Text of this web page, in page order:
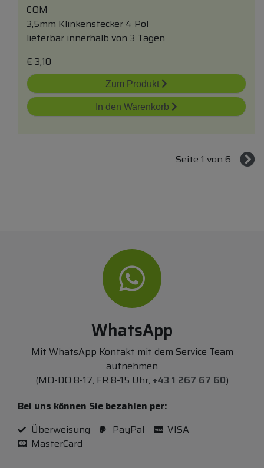
COM
3,5mm Klinkenstecker 4 Pol
lieferbar innerhalb von 3 Tagen
€ 3,10
Zum Produkt
In den Warenkorb
Seite 1 von 6
WhatsApp
Mit WhatsApp Kontakt mit dem Service Team
aufnehmen
(MO-DO 8-17, FR 8-15 Uhr, +43 1 267 67 60)
Bei uns können Sie bezahlen per:
Überweisung
PayPal
VISA
MasterCard